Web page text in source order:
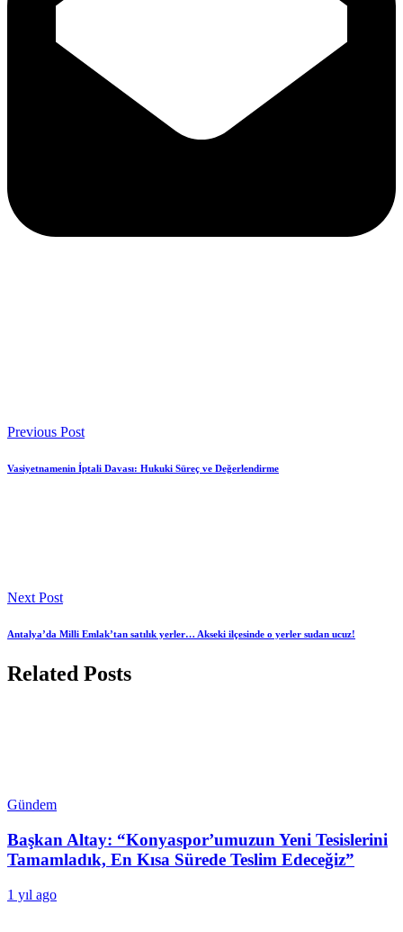
Previous Post
Vasiyetnamenin İptali Davası: Hukuki Süreç ve Değerlendirme
Next Post
Antalya’da Milli Emlak’tan satılık yerler… Akseki ilçesinde o yerler sudan ucuz!
Related Posts
Gündem
Başkan Altay: “Konyaspor’umuzun Yeni Tesislerini
Tamamladık, En Kısa Sürede Teslim Edeceğiz”
1 yıl ago